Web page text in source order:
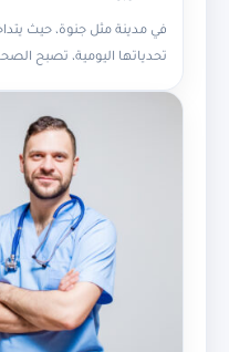
في مدينة مثل جنوة، حيث
تحدياتها اليومية، تصبح